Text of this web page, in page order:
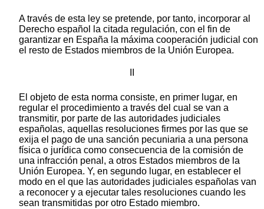
A través de esta ley se pretende, por tanto, incorporar al
Derecho español la citada regulación, con el fin de
garantizar en España la máxima cooperación judicial con
el resto de Estados miembros de la Unión Europea.
El objeto de esta norma consiste, en primer lugar, en
regular el procedimiento a través del cual se van a
transmitir, por parte de las autoridades judiciales
españolas, aquellas resoluciones firmes por las que se
exija el pago de una sanción pecuniaria a una persona
física o jurídica como consecuencia de la comisión de
una infracción penal, a otros Estados miembros de la
Unión Europea. Y, en segundo lugar, en establecer el
modo en el que las autoridades judiciales españolas van
a reconocer y a ejecutar tales resoluciones cuando les
sean transmitidas por otro Estado miembro.